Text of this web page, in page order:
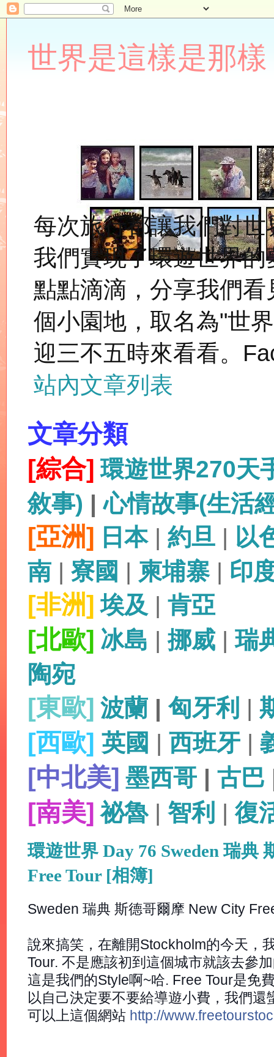
世界是這樣是那樣
每次旅行都讓我們對
我們實現了環遊世界
點點滴滴，分享我們
個小園地，取名為"世
迎三不五時來看看。
站內文章列表
文章分類
[綜合] 環遊世界270天
敘事) |心情故事(生活
[亞洲] 日本| 約旦 | 以
南 | 寮國 | 柬埔寨| 印
[非洲] 埃及 | 肯亞
[北歐] 冰島 |挪威 |瑞
陶宛
[東歐] 波蘭 | 匈牙利 |
[西歐] 英國 | 西班牙 |
[中北美] 墨西哥 | 古巴
[南美] 祕魯| 智利 |復
環遊世界 Day 76 Sweden 瑞典
Free Tour [相簿]
Sweden 瑞典 斯德哥爾摩 New City
說來搞笑，在離開Stockholm的今天，
Tour. 不是應該初到這個城市就該去參
這是我們的Style啊~哈. Free Tour是免
以自己決定要不要給導遊小費，我們
可以上這個網站 http://